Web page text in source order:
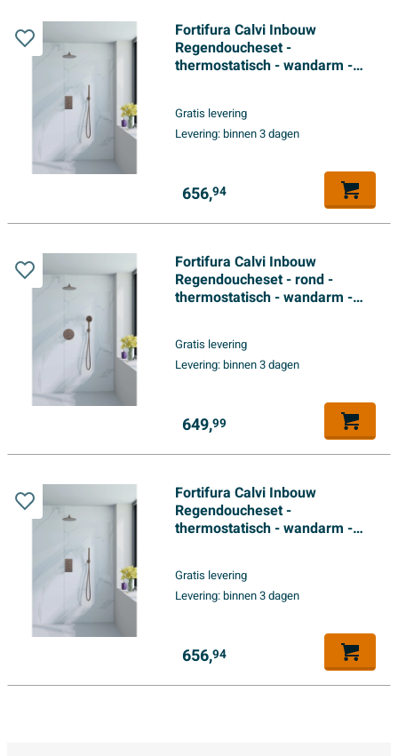
Fortifura Calvi Inbouw
Regendoucheset -
thermostatisch - wandarm -
doucheslang - geborsteld
koper PVD
Gratis levering
Levering:binnen 3 dagen
656,94
Fortifura Calvi Inbouw
Regendoucheset - rond -
thermostatisch - wandarm -
Geborsteld koper PVD (Koper)
Gratis levering
Levering:binnen 3 dagen
649,99
Fortifura Calvi Inbouw
Regendoucheset -
thermostatisch - wandarm -
doucheslang - geborsteld
koper PVD
Gratis levering
Levering:binnen 3 dagen
656,94